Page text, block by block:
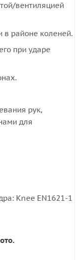
вентиляцией
районе коленей.
при ударе
рук,
для
Knee EN1621-1